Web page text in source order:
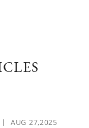
AUG 27,2025